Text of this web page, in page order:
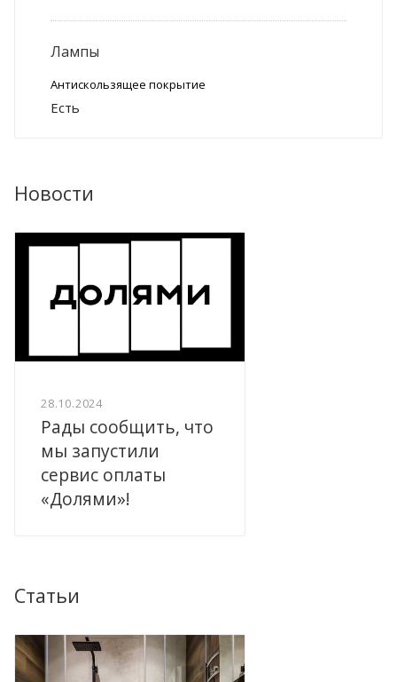
Лампы
Антискользящее покрытие
Есть
Новости
28.10.2024
Рады сообщить, что
мы запустили
сервис оплаты
«Долями»!
Статьи